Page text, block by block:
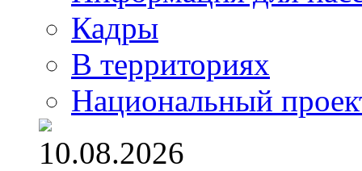
Кадры
В территориях
Национальный
10.08.2026